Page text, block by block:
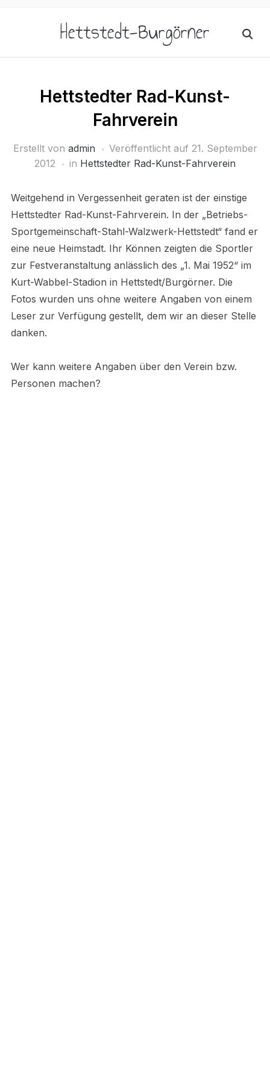
Hettstedt-Burgörner
Hettstedter Rad-Kunst-
Fahrverein
Erstellt von admin Veröffentlicht auf 21. September
2012
in Hettstedter Rad-Kunst-Fahrverein
Weitgehend in Vergessenheit geraten ist der einstige
Hettstedter Rad-Kunst-Fahrverein. In der „Betriebs-
Sportgemeinschaft-Stahl-Walzwerk-Hettstedt“ fand er
eine neue Heimstadt. Ihr Können zeigten die Sportler
zur Festveranstaltung anlässlich des „1. Mai 1952“ im
Kurt-Wabbel-Stadion in Hettstedt/Burgörner. Die
Fotos wurden uns ohne weitere Angaben von einem
Leser zur Verfügung gestellt, dem wir an dieser Stelle
danken.
Wer kann weitere Angaben über den Verein bzw.
Personen machen?